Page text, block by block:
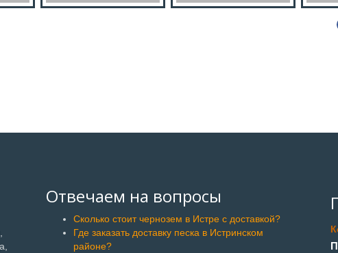
Отвечаем на вопросы
Сколько стоит чернозем в Истре с доставкой?
Где заказать доставку песка в Истринском
районе?